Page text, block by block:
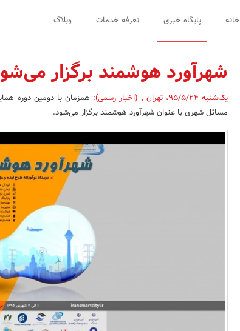
خانه پایگاه خبری تعرفه خدمات وبلاگ
شهرآورد هوشمند برگزار
یک‌شنبه 95/5/24 ،تهران ,(اخبار رسمی): همزمان با دومین دوره
مسائل شهری با عنوان شهرآورد هوشمند برگزار می‌شود.